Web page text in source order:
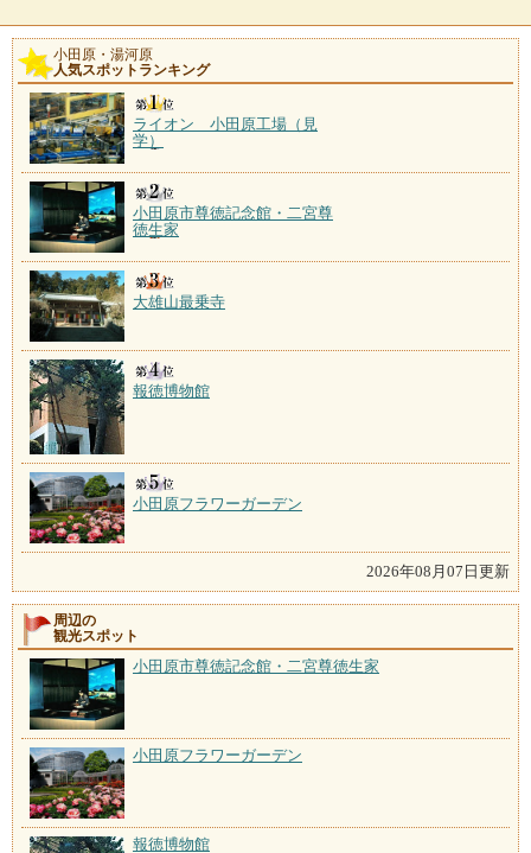
小田原・湯河原
人気スポットランキング
ライオン 小田原工場（見
学）
小田原市尊徳記念館・二宮尊
徳生家
大雄山最乗寺
報徳博物館
小田原フラワーガーデン
2026年08月07日更新
周辺の
観光スポット
小田原市尊徳記念館・二宮尊徳生家
小田原フラワーガーデン
報徳博物館